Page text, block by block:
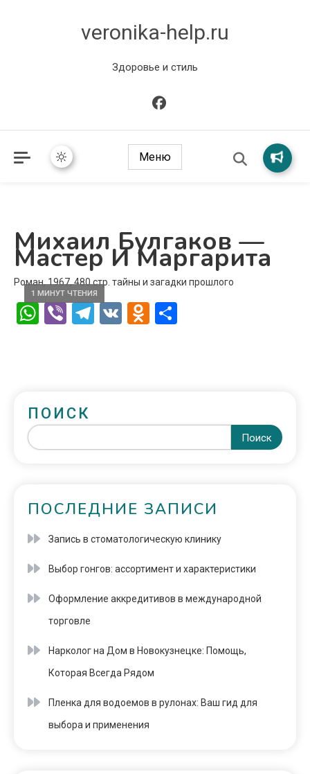
veronika-help.ru
Здоровье и стиль
Меню
Михаил Булгаков —
Мастер И Маргарита
1 МИНУТ ЧТЕНИЯ
Роман, 1967, 480 стр. тайны и загадки прошлого
WhatsApp
ViberTelegram
VK Odnoklassniki
ПОИСК
Поиск
ПОСЛЕДНИЕ ЗАПИСИ
Запись в стоматологическую клинику
Выбор гонгов: ассортимент и характеристики
Оформление аккредитивов в международной
торговле
Нарколог на Дом в Новокузнецке: Помощь,
Которая Всегда Рядом
Пленка для водоемов в рулонах: Ваш гид для
выбора и применения